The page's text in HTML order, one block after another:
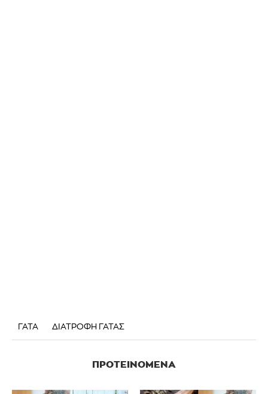
ΓΑΤΑ ΔΙΑΤΡΟΦΗ ΓΑΤΑΣ
ΠΡΟΤΕΙΝΌΜΕΝΑ